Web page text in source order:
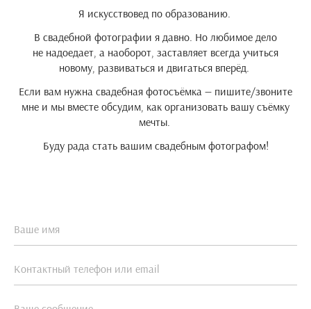
Я искусствовед по образованию.
В свадебной фотографии я давно. Но любимое дело
не надоедает, а наоборот, заставляет всегда учиться
новому, развиваться и двигаться вперёд.
Если вам нужна свадебная фотосъёмка — пишите/звоните
мне и мы вместе обсудим, как организовать вашу съёмку
мечты.
Буду рада стать вашим свадебным фотографом!